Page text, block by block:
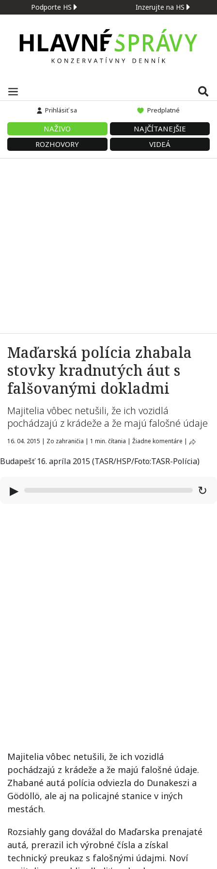
Podporte HS Inzerujte na HS
Prihlásiť sa Predplatné
NAŽIVO
NAJČÍTANEJŠIE
ROZHOVORY
VIDEÁ
Maďarská polícia zhabala
stovky kradnutých áut s
falšovanými dokladmi
Majitelia vôbec netušili, že ich vozidlá
pochádzajú z krádeže a že majú falošné údaje
16. 04. 2015 | Zo zahraničia | 1 min. čítania | Žiadne komentáre |
Budapešť 16. apríla 2015 (TASR/HSP/Foto:TASR-Polícia)
▶ ↻
Majitelia vôbec netušili, že ich vozidlá
pochádzajú z krádeže a že majú falošné údaje.
Zhabané autá polícia odviezla do Dunakeszi a
Gödöllö, ale aj na policajné stanice v iných
mestách.
Rozsiahly gang dovážal do Maďarska prenajaté
autá, prerazil ich výrobné čísla a získal
technický preukaz s falošnými údajmi. Noví